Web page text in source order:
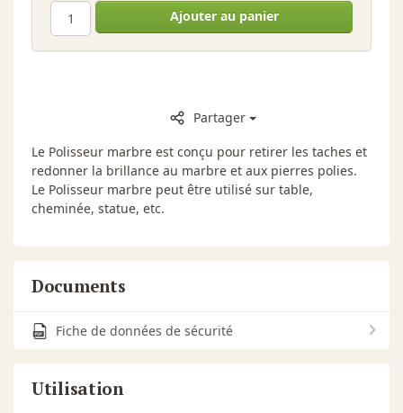
Ajouter au panier
Partager
Le Polisseur marbre est conçu pour retirer les taches et
redonner la brillance au marbre et aux pierres polies.
Le Polisseur marbre peut être utilisé sur table,
cheminée, statue, etc.
Documents
Fiche de données de sécurité
Utilisation